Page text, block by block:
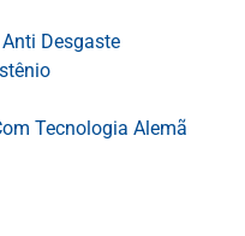
Desgaste
Tecnologia Alemã